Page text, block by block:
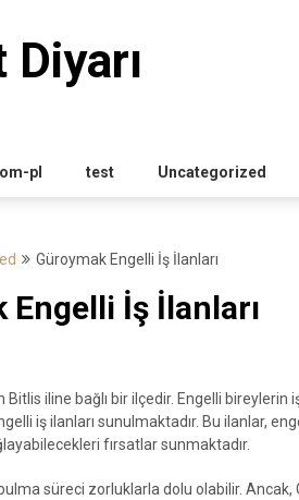
pl test Uncategorized
Güroymak Engelli İş İlanları
Engelli İş İlanları
iline bağlı bir ilçedir. Engelli bireylerin
iş ilanları sunulmaktadır. Bu ilanlar,
fırsatlar sunmaktadır.
süreci zorluklarla dolu olabilir.